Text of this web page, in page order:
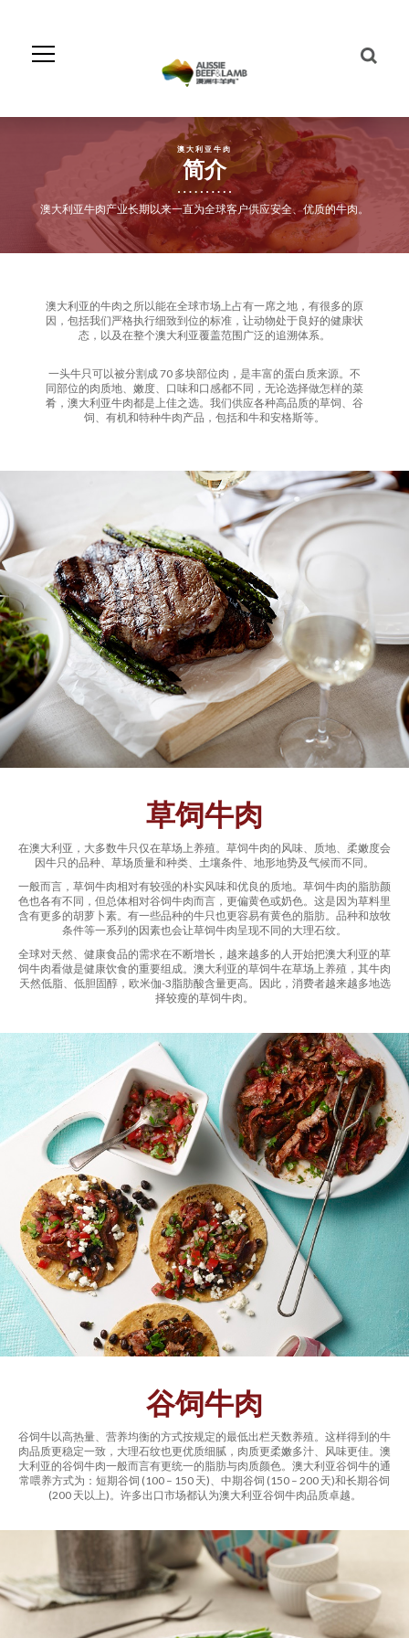
Navigation
澳大利亚牛肉
简介
澳大利亚牛肉产业长期以来一直为全球客户供应安全、优质的牛肉。
澳大利亚的牛肉之所以能在全球市场上占有一席之地，有很多的原
因，包括我们严格执行细致到位的标准，让动物处于良好的健康状
态，以及在整个澳大利亚覆盖范围广泛的追溯体系。
一头牛只可以被分割成 70 多块部位肉，是丰富的蛋白质来源。不
同部位的肉质地、嫩度、口味和口感都不同，无论选择做怎样的菜
肴，澳大利亚牛肉都是上佳之选。我们供应各种高品质的草饲、谷
饲、有机和特种牛肉产品，包括和牛和安格斯等。
草饲牛肉
在澳大利亚，大多数牛只仅在草场上养殖。草饲牛肉的风味、质地、柔嫩度会
因牛只的品种、草场质量和种类、土壤条件、地形地势及气候而不同。
一般而言，草饲牛肉相对有较强的朴实风味和优良的质地。草饲牛肉的脂肪颜
色也各有不同，但总体相对谷饲牛肉而言，更偏黄色或奶色。这是因为草料里
含有更多的胡萝卜素。有一些品种的牛只也更容易有黄色的脂肪。品种和放牧
条件等一系列的因素也会让草饲牛肉呈现不同的大理石纹。
全球对天然、健康食品的需求在不断增长，越来越多的人开始把澳大利亚的草
饲牛肉看做是健康饮食的重要组成。澳大利亚的草饲牛在草场上养殖，其牛肉
天然低脂、低胆固醇，欧米伽-3脂肪酸含量更高。因此，消费者越来越多地选
择较瘦的草饲牛肉。
谷饲牛肉
谷饲牛以高热量、营养均衡的方式按规定的最低出栏天数养殖。这样得到的牛
肉品质更稳定一致，大理石纹也更优质细腻，肉质更柔嫩多汁、风味更佳。澳
大利亚的谷饲牛肉一般而言有更统一的脂肪与肉质颜色。澳大利亚谷饲牛的通
常喂养方式为：短期谷饲 (100 – 150 天)、中期谷饲 (150 – 200 天)和长期谷饲
(200 天以上)。许多出口市场都认为澳大利亚谷饲牛肉品质卓越。